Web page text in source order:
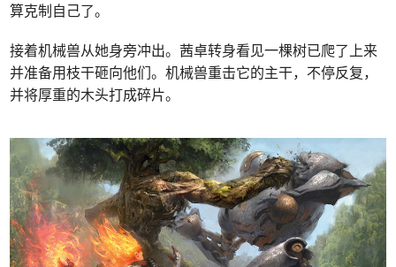
算克制自己了。
接着机械兽从她身旁冲出。茜卓转身看见一棵树已爬了上来
并准备用枝干砸向他们。机械兽重击它的主干，不停反复，
并将厚重的木头打成碎片。